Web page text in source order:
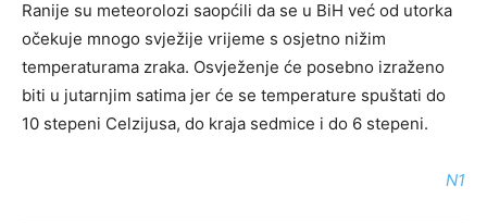
Ranije su meteorolozi saopćili da se u BiH već od utorka
očekuje mnogo svježije vrijeme s osjetno nižim
temperaturama zraka. Osvježenje će posebno izraženo
biti u jutarnjim satima jer će se temperature spuštati do
10 stepeni Celzijusa, do kraja sedmice i do 6 stepeni.
N1